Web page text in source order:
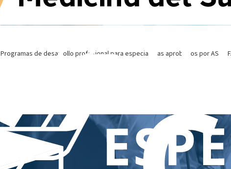
Programas de desarrollo profesional para especialistas aprobados por